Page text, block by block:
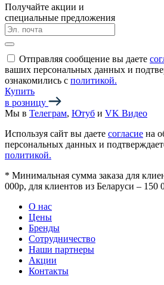
Получайте акции и
специальные предложения
Отправляя сообщение вы даете
ваших персональных данных и
ознакомились с политикой.
Купить
в розницу
Мы в Телеграм, Ютуб и VK Видео
Используя сайт вы даете согласие на
персональных данных и
политикой.
* Минимальная сумма заказа для
000р, для клиентов из Беларуси – 150
О нас
Цены
Бренды
Сотрудничество
Наши партнеры
Акции
Контакты